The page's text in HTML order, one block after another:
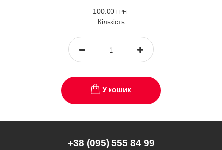
100.00 ГРН
Кількість
У кошик
+38 (095) 555 84 99